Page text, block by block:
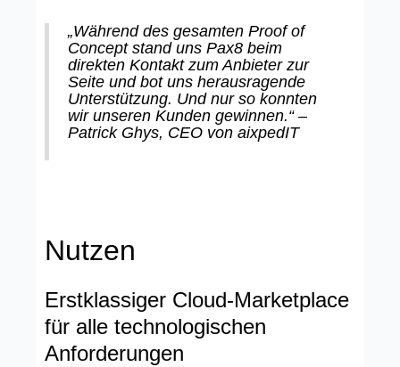
„Während des gesamten Proof of
Concept stand uns Pax8 beim
direkten Kontakt zum Anbieter zur
Seite und bot uns herausragende
Unterstützung. Und nur so konnten
wir unseren Kunden gewinnen.“ –
Patrick Ghys, CEO von aixpedIT
Nutzen
Erstklassiger Cloud-Marketplace
für alle technologischen
Anforderungen